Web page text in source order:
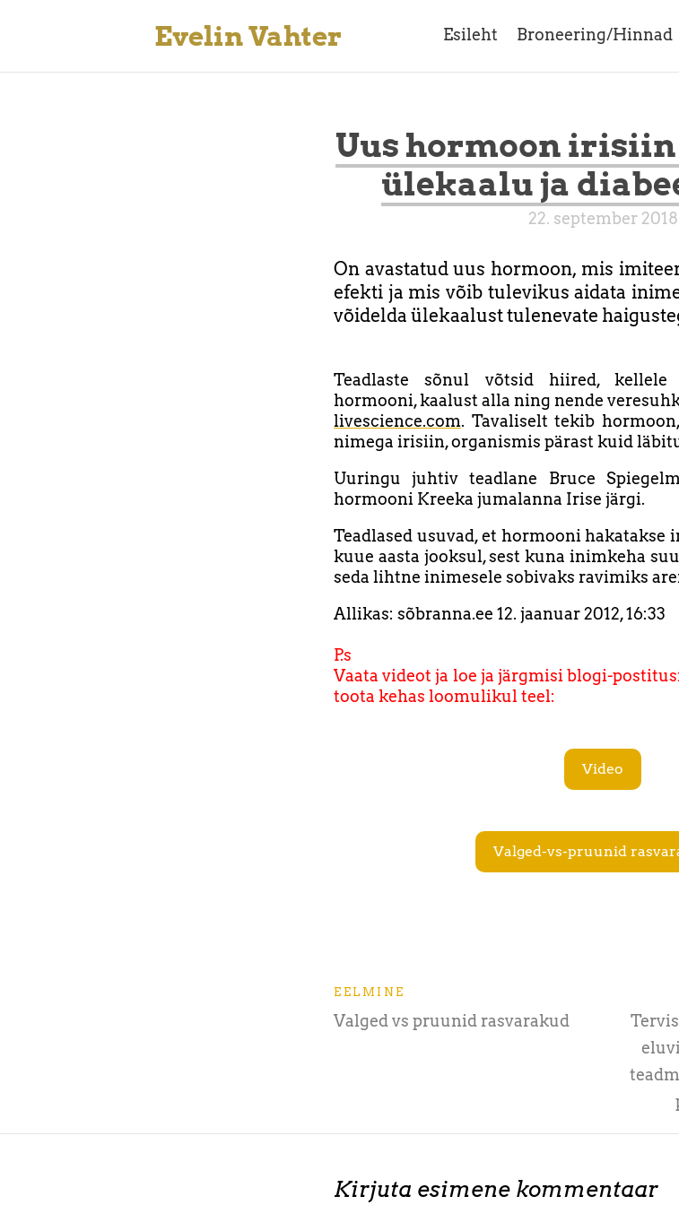
Evelin Vahter Esileht Broneering/Hinnad
Uus hormoon
ülekaalu ja
22. september 2018
On avastatud uus hormoon, mis
efekti ja mis võib tulevikus aidata
võidelda ülekaalust tulenevate
Teadlaste sõnul võtsid hiired, kellele
hormooni, kaalust alla ning nende
livescience.com. Tavaliselt tekib
nimega irisiin, organismis pärast kuid
Uuringu juhtiv teadlane Bruce
hormooni Kreeka jumalanna Irise järgi.
Teadlased usuvad, et hormooni hakatakse
kuue aasta jooksul, sest kuna inimkeha
seda lihtne inimesele sobivaks ravimiks
Allikas: sõbranna.ee 12. jaanuar 2012, 16:33
P.s
Vaata videot ja loe ja järgmisi blogi-
toota kehas loomulikul teel:
Video
Valged-vs-pruunid
EELMINE
Valged vs pruunid rasvarakud
Kirjuta esimene kommentaar